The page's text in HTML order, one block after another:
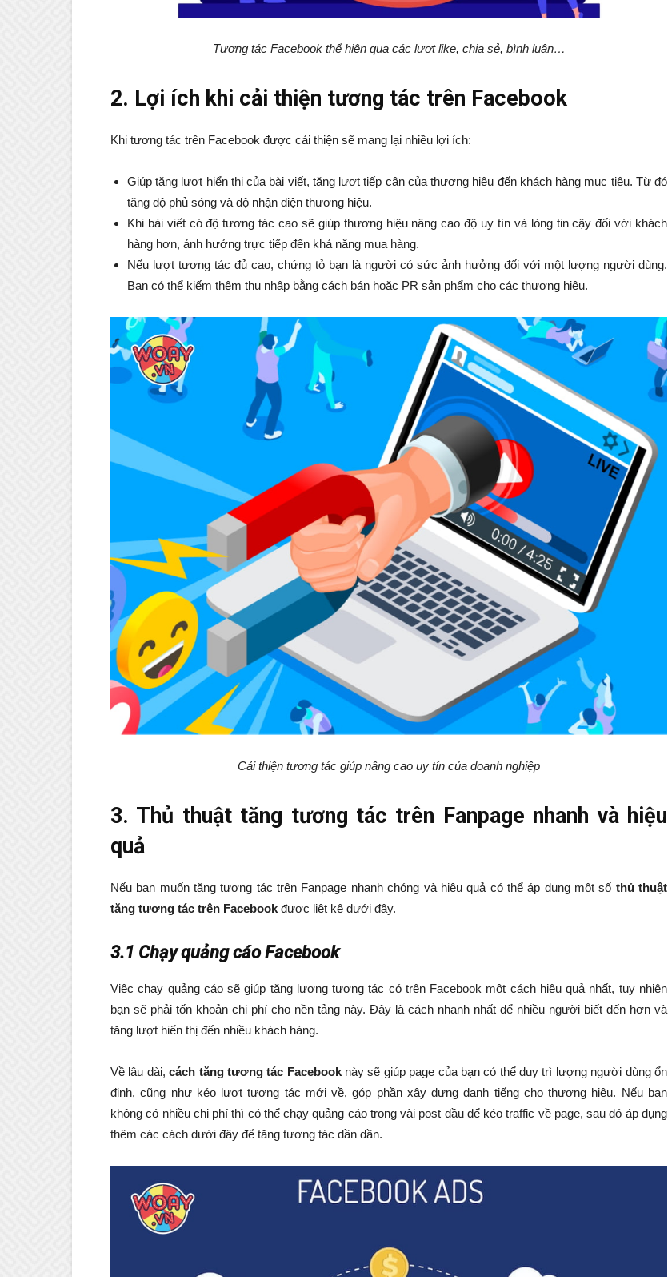
Tương tác Facebook thể hiện qua các lượt like, chia sẻ, bình luận…
2. Lợi ích khi cải thiện tương tác trên Facebook
Khi tương tác trên Facebook được cải thiện sẽ mang lại nhiều lợi ích:
Giúp tăng lượt hiển thị của bài viết, tăng lượt tiếp cận của thương hiệu đến khách hàng mục tiêu. Từ đó
tăng độ phủ sóng và độ nhận diện thương hiệu.
Khi bài viết có độ tương tác cao sẽ giúp thương hiệu nâng cao độ uy tín và lòng tin cậy đối với khách
hàng hơn, ảnh hưởng trực tiếp đến khả năng mua hàng.
Nếu lượt tương tác đủ cao, chứng tỏ bạn là người có sức ảnh hưởng đối với một lượng người dùng.
Bạn có thể kiếm thêm thu nhập bằng cách bán hoặc PR sản phẩm cho các thương hiệu.
Cải thiện tương tác giúp nâng cao uy tín của doanh nghiệp
3. Thủ thuật tăng tương tác trên Fanpage nhanh và hiệu
quả
Nếu bạn muốn tăng tương tác trên Fanpage nhanh chóng và hiệu quả có thể áp dụng một số thủ thuật
tăng tương tác trên Facebook được liệt kê dưới đây.
3.1 Chạy quảng cáo Facebook
Việc chạy quảng cáo sẽ giúp tăng lượng tương tác có trên Facebook một cách hiệu quả nhất, tuy nhiên
bạn sẽ phải tốn khoản chi phí cho nền tảng này. Đây là cách nhanh nhất để nhiều người biết đến hơn và
tăng lượt hiển thị đến nhiều khách hàng.
Về lâu dài,cách tăng tương tác Facebooknày sẽ giúp page của bạn có thể duy trì lượng người dùng ổn
định, cũng như kéo lượt tương tác mới về, góp phần xây dựng danh tiếng cho thương hiệu. Nếu bạn
không có nhiều chi phí thì có thể chạy quảng cáo trong vài post đầu để kéo traffic về page, sau đó áp dụng
thêm các cách dưới đây để tăng tương tác dần dần.